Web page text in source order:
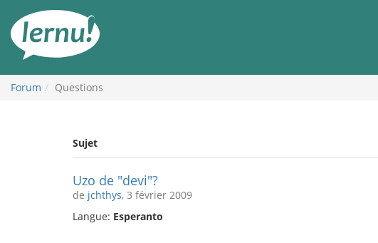
contenu
Forum Questions
Sujet
Uzo de "devi"?
de jchthys, 3 février 2009
Langue: Esperanto